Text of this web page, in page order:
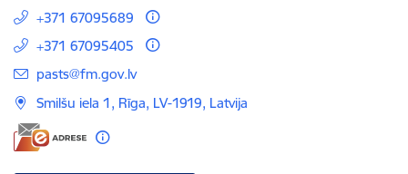
+371 67095689
+371 67095405
E-pasts:
pasts@fm.gov.lv
Smilšu iela 1, Rīga, LV-1919, Latvija